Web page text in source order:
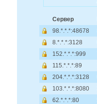
Сервер
98.*.*.*:48678
8.*.*.*:3128
152.*.*.*:999
115.*.*.*:89
204.*.*.*:3128
103.*.*.*:8080
62.*.*.*:80